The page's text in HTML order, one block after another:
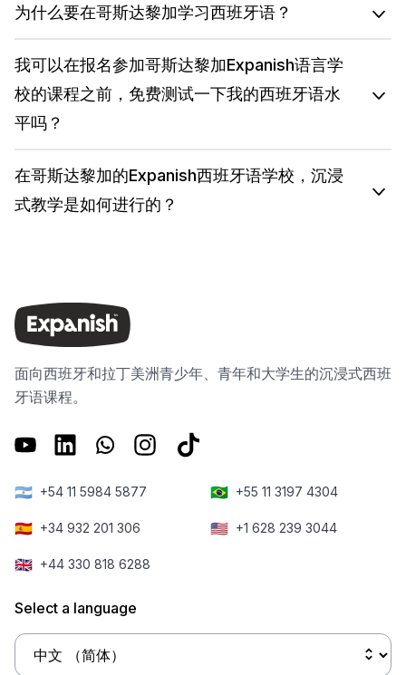
为什么要在哥斯达黎加学习西班牙语？
我可以在报名参加哥斯达黎加Expanish语言学
校的课程之前，免费测试一下我的西班牙语水
平吗？
在哥斯达黎加的Expanish西班牙语学校，沉浸
式教学是如何进行的？
面向西班牙和拉丁美洲青少年、青年和大学生的沉浸式西班
牙语课程。
🇦🇷 +54 11 5984 5877 🇧🇷 +55 11 3197 4304
🇪🇸 +34 932 201 306 🇺🇸 +1 628 239 3044
🇬🇧 +44 330 818 6288
Select a language